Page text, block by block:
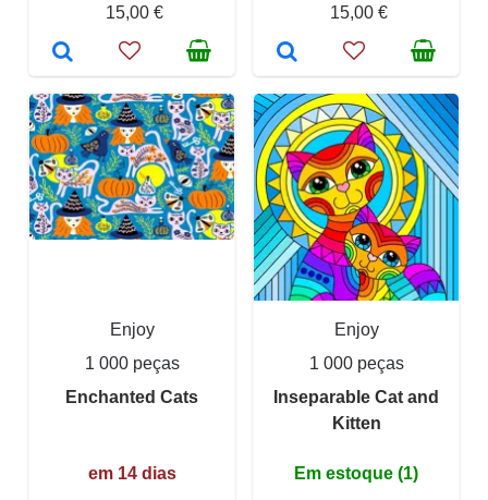
15,00 €
15,00 €
Enjoy
1 000 peças
Enchanted Cats
em 14 dias
Enjoy
1 000 peças
Inseparable Cat and
Kitten
Em estoque (1)